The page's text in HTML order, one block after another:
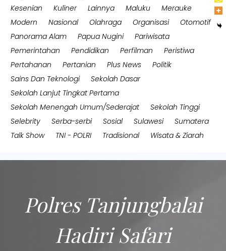
Kesenian
Kuliner Lainnya Maluku
Merauke
Modern
Nasional Olahraga Organisasi
Otomotif
Panorama Alam
Papua Nugini
Pariwisata
Pemerintahan
Pendidikan Perfilman
Peristiwa
Pertahanan
Pertanian Plus News
Politik
Sains Dan Teknologi
Sekolah Dasar
Sekolah Lanjut Tingkat Pertama
Sekolah Menengah Umum/Sederajat
Sekolah Tinggi
Selebrity
Serba-serbi Sosial Sulawesi
Sumatera
Talk Show
TNI - POLRI Tradisional Wisata & Ziarah
Polres Tanjungbalai
Hadiri Safari